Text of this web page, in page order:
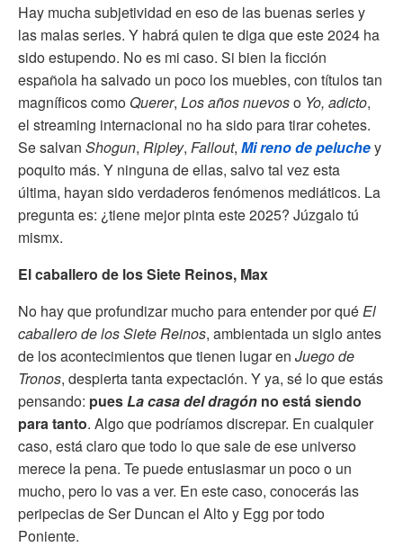
Hay mucha subjetividad en eso de las buenas series y
las malas series. Y habrá quien te diga que este 2024 ha
sido estupendo. No es mi caso. Si bien la ficción
española ha salvado un poco los muebles, con títulos tan
magníficos como Querer, Los años nuevoso Yo, adicto,
el streaming internacional no ha sido para tirar cohetes.
Se salvan Shogun, Ripley, Fallout, Mi reno de peluchey
poquito más. Y ninguna de ellas, salvo tal vez esta
última, hayan sido verdaderos fenómenos mediáticos. La
pregunta es: ¿tiene mejor pinta este 2025? Júzgalo tú
mismx.
El caballero de los Siete Reinos, Max
No hay que profundizar mucho para entender por quéEl
caballero de los Siete Reinos, ambientada un siglo antes
de los acontecimientos que tienen lugar en Juego de
Tronos, despierta tanta expectación. Y ya, sé lo que estás
pensando: puesLa casa del dragón no está siendo
para tanto. Algo que podríamos discrepar. En cualquier
caso, está claro que todo lo que sale de ese universo
merece la pena. Te puede entusiasmar un poco o un
mucho, pero lo vas a ver. En este caso, conocerás las
peripecias de Ser Duncan el Alto y Egg por todo
Poniente.